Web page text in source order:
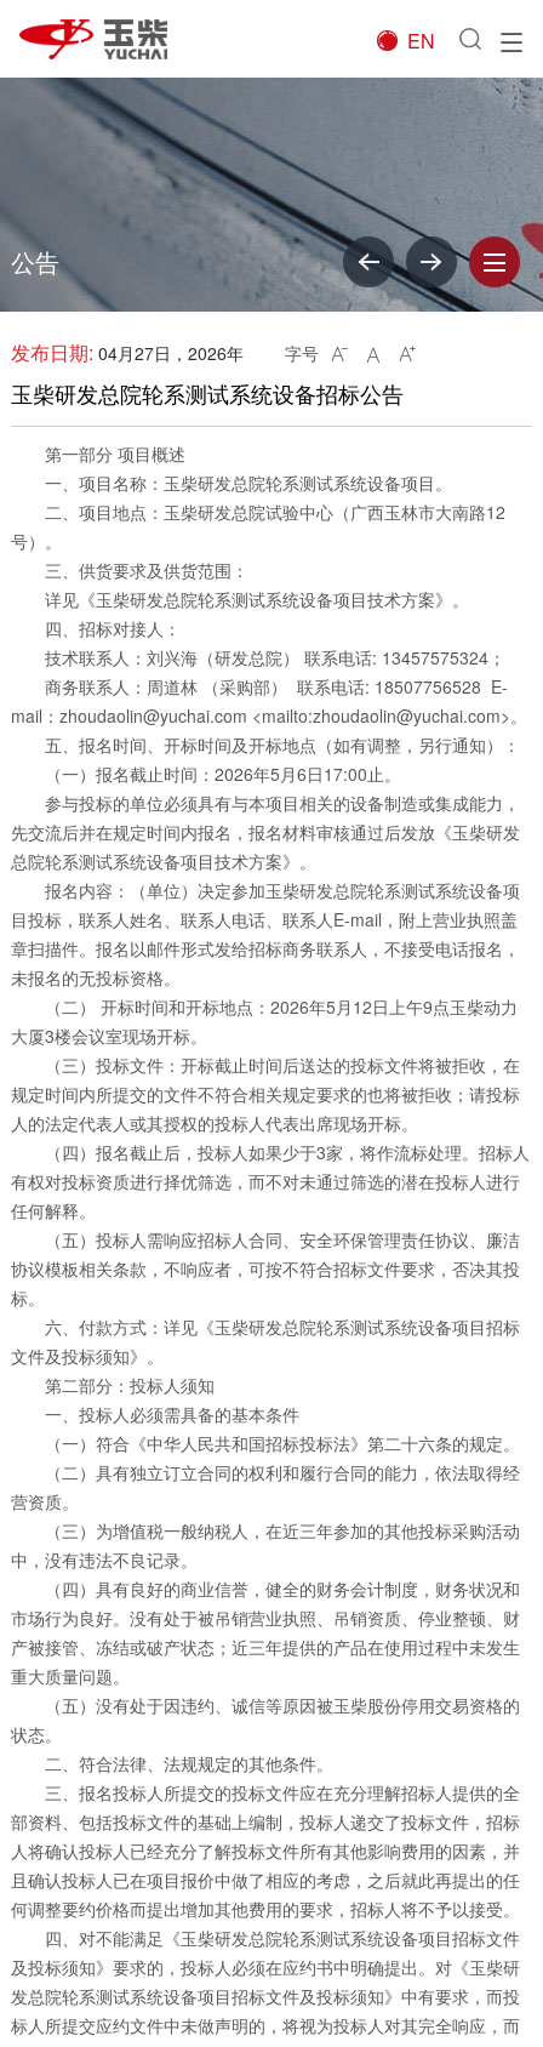

EN
公告
发布日期: 04月27日，2026年 字号   
玉柴研发总院轮系测试系统设备招标公告
第一部分 项目概述
一、项目名称：玉柴研发总院轮系测试系统设备项目。
二、项目地点：玉柴研发总院试验中心（广西玉林市大南路12
号）。
三、供货要求及供货范围：
详见《玉柴研发总院轮系测试系统设备项目技术方案》。
四、招标对接人：
技术联系人：刘兴海（研发总院） 联系电话: 13457575324；
商务联系人：周道林 （采购部） 联系电话: 18507756528 E-
mail：zhoudaolin@yuchai.com <mailto:zhoudaolin@yuchai.com>。
五、报名时间、开标时间及开标地点（如有调整，另行通知）：
（一）报名截止时间：2026年5月6日17:00止。
参与投标的单位必须具有与本项目相关的设备制造或集成能力，
先交流后并在规定时间内报名，报名材料审核通过后发放《玉柴研发
总院轮系测试系统设备项目技术方案》。
报名内容：（单位）决定参加玉柴研发总院轮系测试系统设备项
目投标，联系人姓名、联系人电话、联系人E-mail，附上营业执照盖
章扫描件。报名以邮件形式发给招标商务联系人，不接受电话报名，
未报名的无投标资格。
（二） 开标时间和开标地点：2026年5月12日上午9点玉柴动力
大厦3楼会议室现场开标。
（三）投标文件：开标截止时间后送达的投标文件将被拒收，在
规定时间内所提交的文件不符合相关规定要求的也将被拒收；请投标
人的法定代表人或其授权的投标人代表出席现场开标。
（四）报名截止后，投标人如果少于3家，将作流标处理。招标人
有权对投标资质进行择优筛选，而不对未通过筛选的潜在投标人进行
任何解释。
（五）投标人需响应招标人合同、安全环保管理责任协议、廉洁
协议模板相关条款，不响应者，可按不符合招标文件要求，否决其投
标。
六、付款方式：详见《玉柴研发总院轮系测试系统设备项目招标
文件及投标须知》。
第二部分：投标人须知
一、投标人必须需具备的基本条件
（一）符合《中华人民共和国招标投标法》第二十六条的规定。
（二）具有独立订立合同的权利和履行合同的能力，依法取得经
营资质。
（三）为增值税一般纳税人，在近三年参加的其他投标采购活动
中，没有违法不良记录。
（四）具有良好的商业信誉，健全的财务会计制度，财务状况和
市场行为良好。没有处于被吊销营业执照、吊销资质、停业整顿、财
产被接管、冻结或破产状态；近三年提供的产品在使用过程中未发生
重大质量问题。
（五）没有处于因违约、诚信等原因被玉柴股份停用交易资格的
状态。
二、符合法律、法规规定的其他条件。
三、报名投标人所提交的投标文件应在充分理解招标人提供的全
部资料、包括投标文件的基础上编制，投标人递交了投标文件，招标
人将确认投标人已经充分了解投标文件所有其他影响费用的因素，并
且确认投标人已在项目报价中做了相应的考虑，之后就此再提出的任
何调整要约价格而提出增加其他费用的要求，招标人将不予以接受。
四、对不能满足《玉柴研发总院轮系测试系统设备项目招标文件
及投标须知》要求的，投标人必须在应约书中明确提出。对《玉柴研
发总院轮系测试系统设备项目招标文件及投标须知》中有要求，而投
标人所提交应约文件中未做声明的，将视为投标人对其完全响应，而